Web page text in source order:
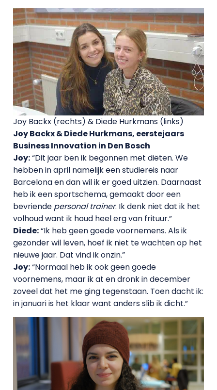
Joy Backx (rechts) & Diede Hurkmans (links)
Joy Backx & Diede Hurkmans, eerstejaars
Business Innovation in Den Bosch
Joy:“Dit jaar ben ik begonnen met diëten. We
hebben in april namelijk een studiereis naar
Barcelona en dan wil ik er goed uitzien. Daarnaast
heb ik een sportschema, gemaakt door een
bevriende personal trainer. Ik denk niet dat ik het
volhoud want ik houd heel erg van frituur.”
Diede:“Ik heb geen goede voornemens. Als ik
gezonder wil leven, hoef ik niet te wachten op het
nieuwe jaar. Dat vind ik onzin.”
Joy:“Normaal heb ik ook geen goede
voornemens, maar ik at en dronk in december
zoveel dat het me ging tegenstaan. Toen dacht ik:
in januari is het klaar want anders slib ik dicht.”